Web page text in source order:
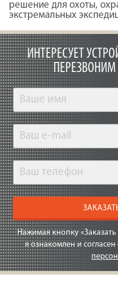
решение для охоты,
экстремальных
ИНТЕРЕСУЕТ
ПЕРЕЗВОНИМ
Нажимая кнопку
я ознакомлен и согласен